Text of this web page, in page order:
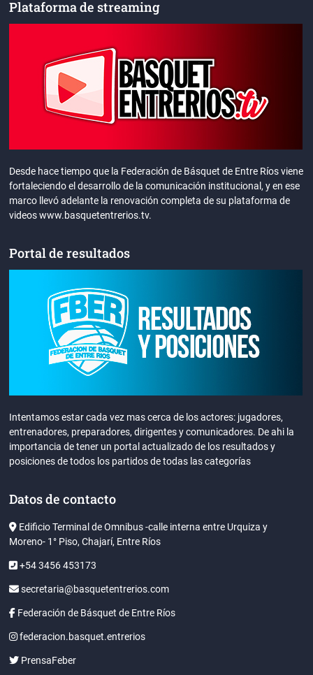
Plataforma de streaming
Desde hace tiempo que la Federación de Básquet de Entre Ríos viene
fortaleciendo el desarrollo de la comunicación institucional, y en ese
marco llevó adelante la renovación completa de su plataforma de
videos www.basquetentrerios.tv.
Portal de resultados
Intentamos estar cada vez mas cerca de los actores: jugadores,
entrenadores, preparadores, dirigentes y comunicadores. De ahi la
importancia de tener un portal actualizado de los resultados y
posiciones de todos los partidos de todas las categorías
Datos de contacto
Edificio Terminal de Omnibus -calle interna entre Urquiza y
Moreno- 1° Piso, Chajarí, Entre Ríos
+54 3456 453173
secretaria@basquetentrerios.com
Federación de Básquet de Entre Ríos
federacion.basquet.entrerios
PrensaFeber